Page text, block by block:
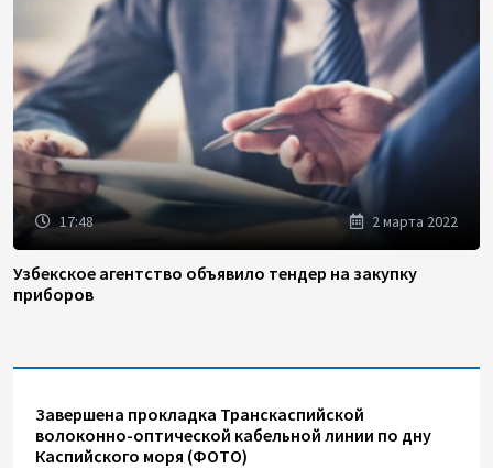
17:48 2 марта 2022
Узбекское агентство объявило тендер на закупку
приборов
Завершена прокладка Транскаспийской
волоконно-оптической кабельной линии по дну
Каспийского моря (ФОТО)